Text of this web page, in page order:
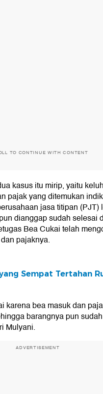
TO CONTINUE WITH CONTENT
kasus itu mirip, yaitu
pajak yang ditemukan
jasa titipan (PJT)
dianggap sudah selesai
Bea Cukai telah
pajaknya.
Sempat Tertahan
karena bea masuk dan
barangnya pun
Mulyani.
ADVERTISEMENT